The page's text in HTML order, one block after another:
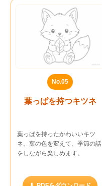
No.05
葉っぱを持つキツネ
葉っぱを持ったかわいいキツ
ネ。葉の色を変えて、季節の話
をしながら楽しめます。